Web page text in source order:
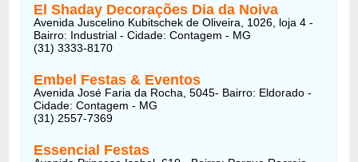
El Shaday Decorações Dia da Noiva
Avenida Juscelino Kubitschek de Oliveira, 1026, loja 4 -
Bairro: Industrial - Cidade: Contagem - MG
(31) 3333-8170
Embel Festas & Eventos
Avenida José Faria da Rocha, 5045- Bairro: Eldorado -
Cidade: Contagem - MG
(31) 2557-7369
Essencial Festas